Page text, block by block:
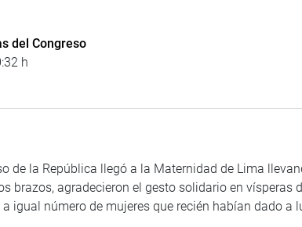
del Congreso
h
de la República llegó a la Maternidad de Lima
brazos, agradecieron el gesto solidario en vísperas
igual número de mujeres que recién habían dado a